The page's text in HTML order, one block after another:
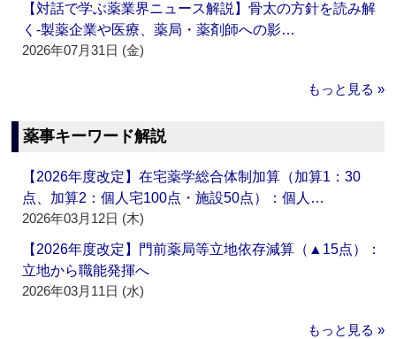
【対話で学ぶ薬業界ニュース解説】骨太の方針を読み解
く‐製薬企業や医療、薬局・薬剤師への影…
2026年07月31日 (金)
もっと見る »
薬事キーワード解説
【2026年度改定】在宅薬学総合体制加算（加算1：30
点、加算2：個人宅100点・施設50点）：個人…
2026年03月12日 (木)
【2026年度改定】門前薬局等立地依存減算（▲15点）：
立地から職能発揮へ
2026年03月11日 (水)
もっと見る »